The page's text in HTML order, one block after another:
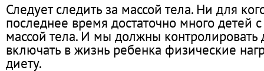
Следует следить за массой тела. Ни для
последнее время достаточно много детей
массой тела. И мы должны
включать в жизнь ребенка физические
диету.